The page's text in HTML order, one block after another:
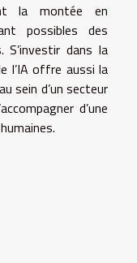
la montée en
possibles des
S’investir dans la
l’IA offre aussi la
sein d’un secteur
d’une